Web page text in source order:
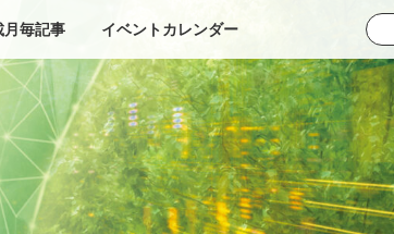
月毎記事 イベントカレンダー